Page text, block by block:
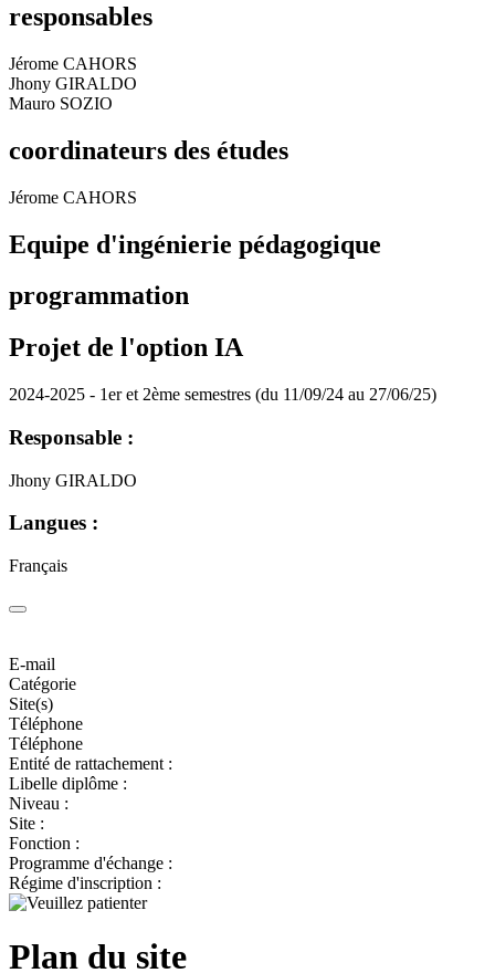
responsables
Jérome CAHORS
Jhony GIRALDO
Mauro SOZIO
coordinateurs des études
Jérome CAHORS
Equipe d'ingénierie pédagogique
programmation
Projet de l'option IA
2024-2025 - 1er et 2ème semestres (du 11/09/24 au 27/06/25)
Responsable :
Jhony GIRALDO
Langues :
Français
E-mail
Catégorie
Site(s)
Téléphone
Téléphone
Entité de rattachement :
Libelle diplôme :
Niveau :
Site :
Fonction :
Programme d'échange :
Régime d'inscription :
Plan du site